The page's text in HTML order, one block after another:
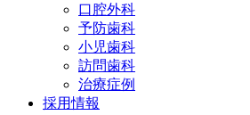
口腔外科
予防歯科
小児歯科
訪問歯科
治療症例
採用情報